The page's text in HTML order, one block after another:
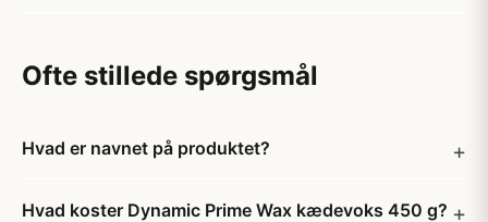
Ofte stillede spørgsmål
Hvad er navnet på produktet?
Hvad koster Dynamic Prime Wax kædevoks 450 g?